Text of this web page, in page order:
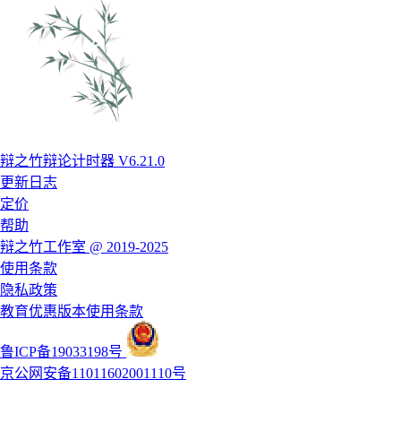
辩之竹辩论计时器 V6.21.0
更新日志
定价
帮助
辩之竹工作室 @ 2019-2025
使用条款
隐私政策
教育优惠版本使用条款
鲁ICP备19033198号
京公网安备11011602001110号